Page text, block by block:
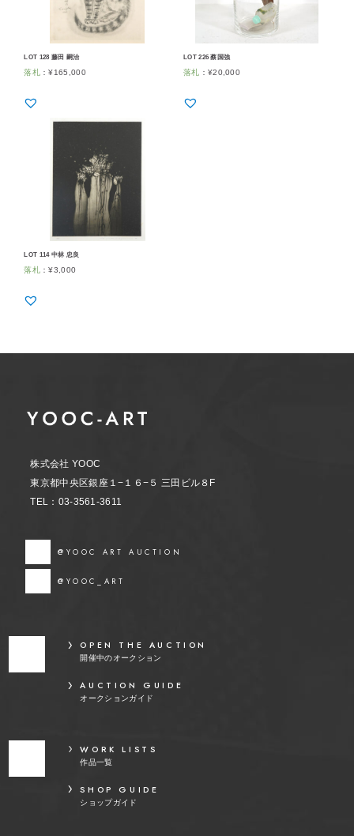
LOT 128 藤田 嗣治
落札 ：¥165,000
LOT 226 蔡国強
落札 ： ¥20,000
LOT 114 中林 忠良
落札 ：¥3,000
株式会社 YOOC
東京都中央区銀座１−１６−５ 三田ビル８F
TEL：03-3561-3611
@YOOC ART AUCTION
@YOOC_ART
OPEN THE AUCTION
開催中のオークション
AUCTION GUIDE
オークションガイド
WORK LISTS
作品一覧
SHOP GUIDE
ショップガイド